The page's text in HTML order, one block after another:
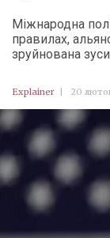
Міжнародна
правилах,
зруйнована
Explainer 20